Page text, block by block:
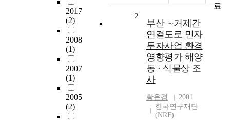
2017
(2)
2008
(1)
2007
(1)
2005
(2)
2
부산 ∼거제간
연결도로 민자
투자사업 환경
영향평가 해양
동 · 식물상 조
사
황은경
2001
한국연구재단
(NRF)
료